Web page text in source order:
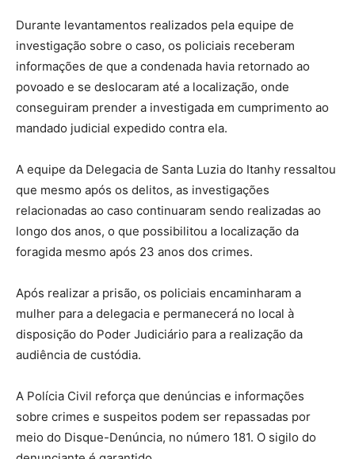
Durante levantamentos realizados pela equipe de
investigação sobre o caso, os policiais receberam
informações de que a condenada havia retornado ao
povoado e se deslocaram até a localização, onde
conseguiram prender a investigada em cumprimento ao
mandado judicial expedido contra ela.
A equipe da Delegacia de Santa Luzia do Itanhy ressaltou
que mesmo após os delitos, as investigações
relacionadas ao caso continuaram sendo realizadas ao
longo dos anos, o que possibilitou a localização da
foragida mesmo após 23 anos dos crimes.
Após realizar a prisão, os policiais encaminharam a
mulher para a delegacia e permanecerá no local à
disposição do Poder Judiciário para a realização da
audiência de custódia.
A Polícia Civil reforça que denúncias e informações
sobre crimes e suspeitos podem ser repassadas por
meio do Disque-Denúncia, no número 181. O sigilo do